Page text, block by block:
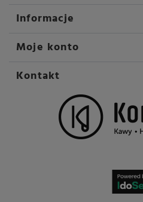
Informacje
Moje konto
Kontakt